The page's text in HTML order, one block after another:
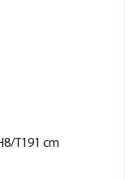
T191 cm